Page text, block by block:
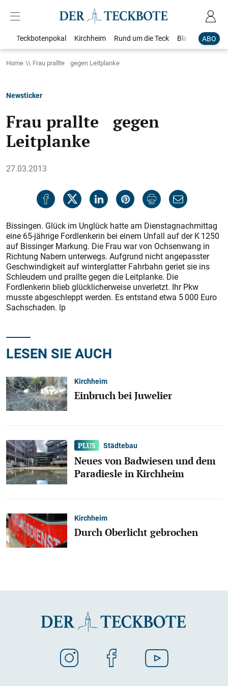
ABO
Teckbotenpokal Kirchheim Rund um die Teck Blaulicht
Home Frau prallte gegen Leitplanke
Newsticker
Frau prallte gegen
Leitplanke
27.03.2013
Bissingen. Glück im Unglück hatte am Dienstagnachmittag
eine 65-jährige Fordlenkerin bei einem Unfall auf der K 1250
auf Bissinger Markung. Die Frau war von Ochsenwang in
Richtung Nabern unterwegs. Aufgrund nicht angepasster
Geschwindigkeit auf winterglatter Fahrbahn geriet sie ins
Schleudern und prallte gegen die Leitplanke. Die
Fordlenkerin blieb glücklicherweise unverletzt. Ihr Pkw
musste abgeschleppt werden. Es entstand etwa 5 000 Euro
Sachschaden. lp
LESEN SIE AUCH
Kirchheim
Einbruch bei Juwelier
Städtebau
Neues von Badwiesen und dem
Paradiesle in Kirchheim
Kirchheim
Durch Oberlicht gebrochen